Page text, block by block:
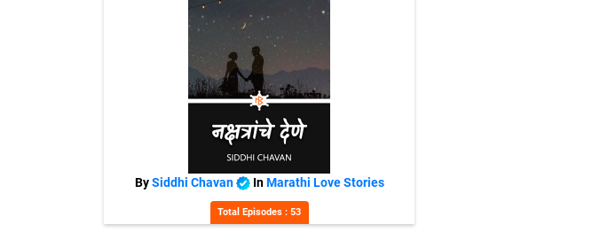
BySiddhi Chavan InMarathi Love Stories
Total Episodes : 53